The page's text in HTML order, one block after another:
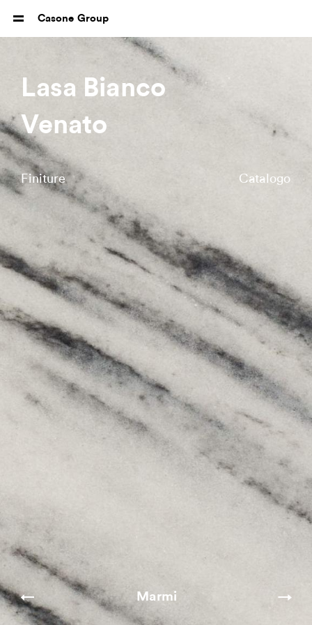
Casone Group
Lasa Bianco
Venato
Finiture Catalogo
Marmi